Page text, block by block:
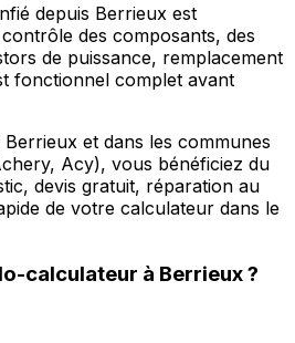
depuis Berrieux est
des composants, des
de puissance, remplacement
fonctionnel complet avant
et dans les communes
Acy), vous bénéficiez du
devis gratuit, réparation au
de votre calculateur dans le
calculateur à Berrieux?